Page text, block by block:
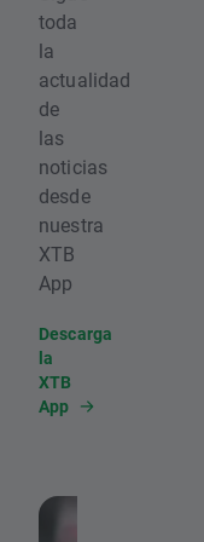
toda
la
actualidad
de
las
noticias
desde
nuestra
XTB
App
Descarga
la
XTB
App